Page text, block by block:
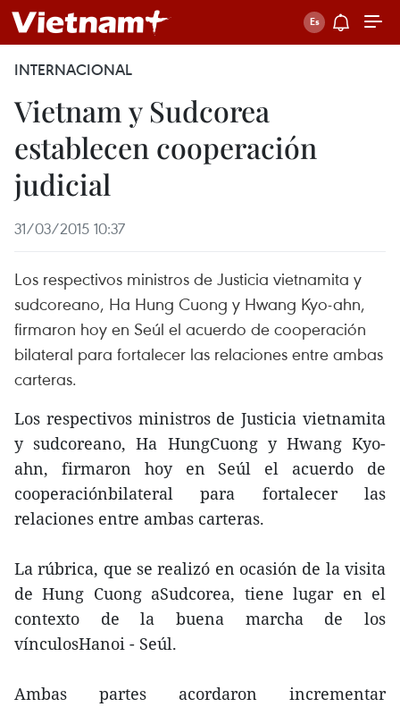
INTERNACIONAL
Vietnam y Sudcorea
establecen cooperación
judicial
31/03/2015 10:37
Los respectivos ministros de Justicia vietnamita y
sudcoreano, Ha Hung Cuong y Hwang Kyo-ahn,
firmaron hoy en Seúl el acuerdo de cooperación
bilateral para fortalecer las relaciones entre ambas
carteras.
Los respectivos ministros de Justicia vietnamita
y sudcoreano, Ha HungCuong y Hwang Kyo-
ahn, firmaron hoy en Seúl el acuerdo de
cooperaciónbilateral para fortalecer las
relaciones entre ambas carteras.
La rúbrica, que se realizó en ocasión de la visita
de Hung Cuong aSudcorea, tiene lugar en el
contexto de la buena marcha de los
vínculosHanoi - Seúl.
Ambas partes acordaron incrementar